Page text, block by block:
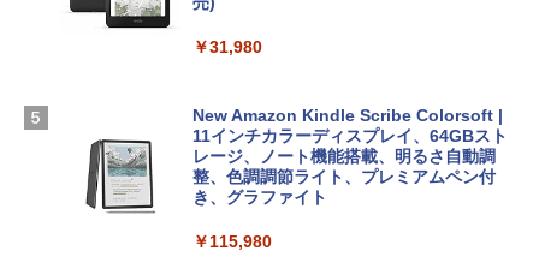
FMV ノートパソコン WE1-K3 (MS 365 P
ersonal/Copilotキー搭載/Win 11/15.6型/
Core i5/16GB/SSD 512GB/ホワイト) FM
VWK3E15W_AZ
￥139,880
ト): Java & Bedrock Edition | オンライ
￥3,600
FM TOWNS ハイパー・カタログ: 本体ハ
ェクトリストと最新エミュレータ紹介
￥31,980
New Amazon Kindle Scribe Colorsoft |
11インチカラーディスプレイ、64GBスト
レージ、ノート機能搭載、明るさ自動調
整、色調調節ライト、プレミアムペン付
き、グラファイト
￥115,980